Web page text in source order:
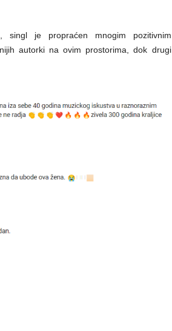
singl je propraćen mnogim pozitivnim
autorki na ovim prostorima, dok drugi